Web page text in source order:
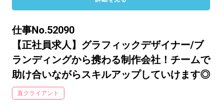
仕事No.52090
【正社員求人】グラフィックデザイナー/ブ
ランディングから携わる制作会社！チームで
助け合いながらスキルアップしていけます◎
直クライアント